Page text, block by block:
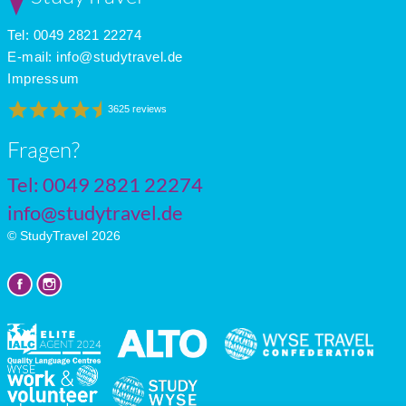
May
June
26
Tel: 0049 2821 22274
E-mail: info@studytravel.de
Impressum
3625 reviews
Fragen?
Tel: 0049 2821 22274
info@studytravel.de
© StudyTravel 2026